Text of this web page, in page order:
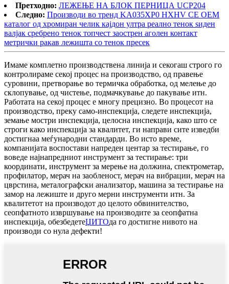
Претходно: ЛЕЖЕЊЕ НА БЛОК ПЕРНИЦА UCP204
Следно: Производи во тренд KA035XP0 HXHV CE OEM
каталог од хромиран челик кајдон ултра реално тенок ѕиден
валјак сребрено тенок топчест заострен аголен контакт
метрички ракав лежишта со тенок пресек
Имаме комплетно производствена линија и секогаш строго го
контролираме секој процес на производство, од правење
суровини, претворање во термичка обработка, од мелење до
склопување, од чистење, подмачкување до пакување итн.
Работата на секој процес е многу прецизно. Во процесот на
производство, преку само-инспекција, следете инспекција,
земање мостри инспекција, целосна инспекција, како што се
строги како инспекција за квалитет, ги направи сите изведби
достигнаа меѓународни стандарди. Во исто време,
компанијата воспостави напреден центар за тестирање, го
воведе најнапредниот инструмент за тестирање: три
координати, инструмент за мерење на должина, спектрометар,
профилатор, мерач на заобленост, мерач на вибрации, мерач на
цврстина, металографски анализатор, машина за тестирање на
замор на лежиште и друго мерни инструменти итн. За
квалитетот на производот до целото обвинителство,
сеопфатното извршување на производите за сеопфатна
инспекција, обезбедетеЏИТОда го достигне нивото на
производи со нула дефекти!